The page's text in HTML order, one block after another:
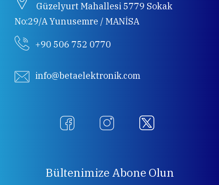
Güzelyurt Mahallesi 5779 Sokak
No:29/A Yunusemre / MANİSA
+90 506 752 0770
info@betaelektronik.com
Bültenimize Abone Olun